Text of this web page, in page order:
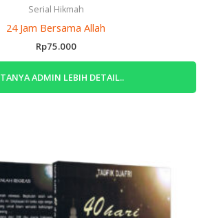
Serial Hikmah
24 Jam Bersama Allah
Rp75.000
TANYA ADMIN LEBIH DETAIL..